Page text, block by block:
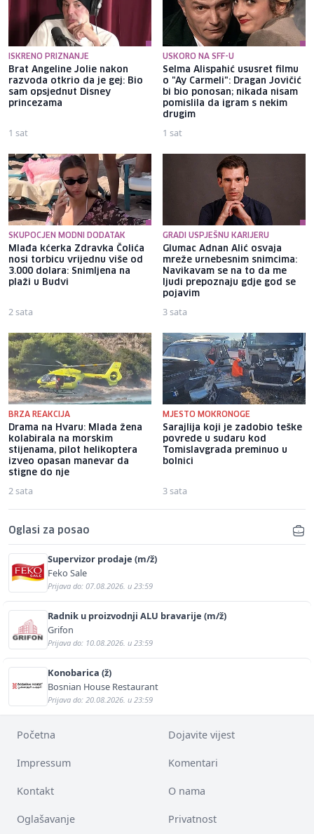
ISKRENO PRIZNANJE
Brat Angeline Jolie nakon
razvoda otkrio da je gej: Bio
sam opsjednut Disney
princezama
1 sat
USKORO NA SFF-U
Selma Alispahić ususret filmu
o "Ay Carmeli": Dragan Jovičić
bi bio ponosan; nikada nisam
pomislila da igram s nekim
drugim
1 sat
SKUPOCJEN MODNI DODATAK
Mlađa kćerka Zdravka Čolića
nosi torbicu vrijednu više od
3.000 dolara: Snimljena na
plaži u Budvi
2 sata
GRADI USPJEŠNU KARIJERU
Glumac Adnan Alić osvaja
mreže urnebesnim snimcima:
Navikavam se na to da me
ljudi prepoznaju gdje god se
pojavim
3 sata
BRZA REAKCIJA
Drama na Hvaru: Mlada žena
kolabirala na morskim
stijenama, pilot helikoptera
izveo opasan manevar da
stigne do nje
2 sata
MJESTO MOKRONOGE
Sarajlija koji je zadobio teške
povrede u sudaru kod
Tomislavgrada preminuo u
bolnici
3 sata
Oglasi za posao
Supervizor prodaje (m/ž)
Feko Sale
Prijava do: 07.08.2026. u 23:59
Radnik u proizvodnji ALU bravarije (m/ž)
Grifon
Prijava do: 10.08.2026. u 23:59
Konobarica (ž)
Bosnian House Restaurant
Prijava do: 20.08.2026. u 23:59
Početna Dojavite vijest
Impressum Komentari
Kontakt O nama
Oglašavanje Privatnost